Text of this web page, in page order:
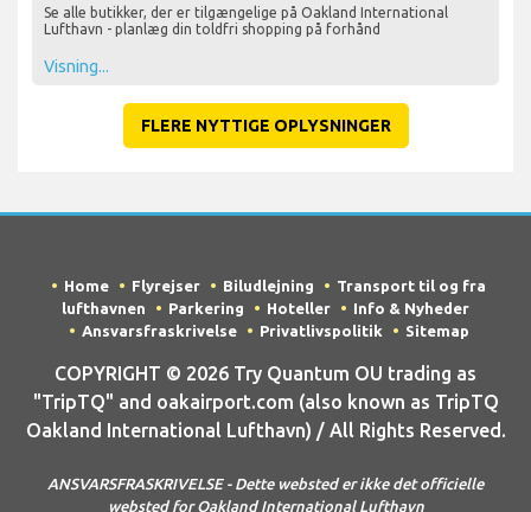
Se alle butikker, der er tilgængelige på Oakland International
Lufthavn - planlæg din toldfri shopping på forhånd
Visning...
FLERE NYTTIGE OPLYSNINGER
Home Flyrejser Biludlejning
Transport til og fra
lufthavnen
Parkering Hoteller
Info & Nyheder
Ansvarsfraskrivelse
Privatlivspolitik Sitemap
COPYRIGHT © 2026 Try Quantum OU trading as
"TripTQ" and oakairport.com (also known as TripTQ
Oakland International Lufthavn) / All Rights Reserved.
ANSVARSFRASKRIVELSE - Dette websted er ikke det officielle
websted for Oakland International Lufthavn